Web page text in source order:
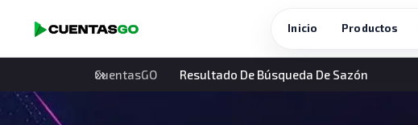
Inicio Productos
CuentasGO Resultado De Búsqueda De Sazón